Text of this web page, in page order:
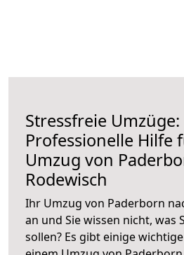
Stressfreie Umzüge:
Professionelle Hilfe
Umzug von
Rodewisch
Ihr Umzug von Paderborn
an und Sie wissen nicht, was
sollen? Es gibt einige